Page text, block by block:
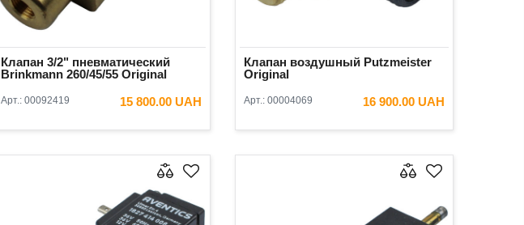
Клапан 3/2" пневматический
Brinkmann 260/45/55 Original
Арт.: 00092419 15 800.00 UAH
В КОРЗИНУ
Клапан воздушный Putzmeister
Original
Арт.: 00004069 16 900.00 UAH
В КОРЗИНУ